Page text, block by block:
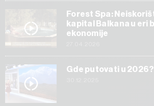
Forest Spa:
kapital Balkana u eri
ekonomije
Gde putovati u 2026?